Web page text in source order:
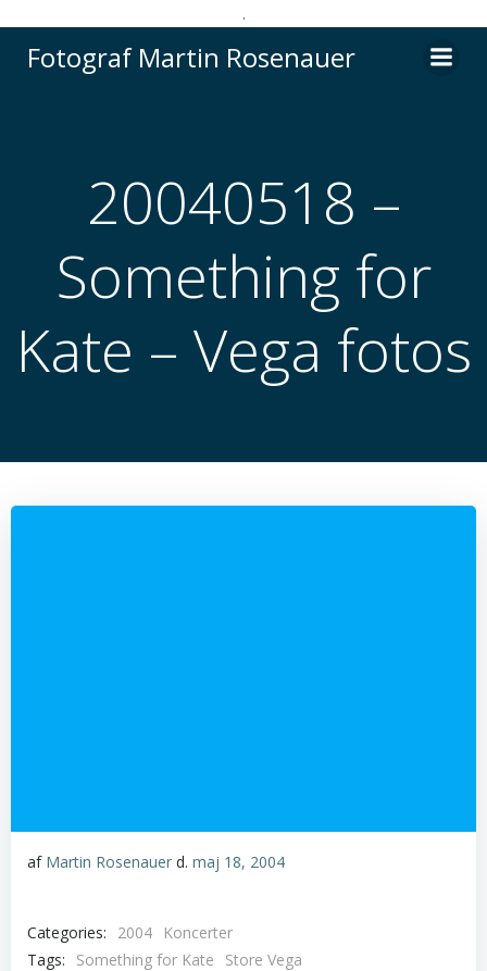
.
til
Fotograf Martin Rosenauer
20040518 –
Something for
Kate – Vega fotos
af Martin Rosenauer d. maj 18, 2004
Categories: 2004
Koncerter
Tags:
Something for Kate Store Vega